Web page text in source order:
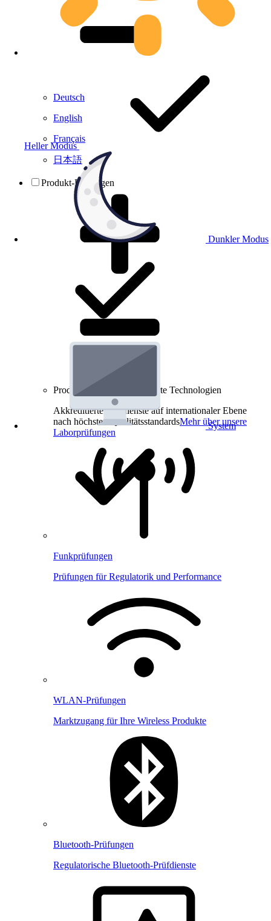
Heller Modus
Dunkler Modus
System
Deutsch
English
Français
日本語
Produkt-Prüfungen
Produkt-Prüfungen für smarte Technologien
Akkreditierte Prüfdienste auf internationaler Ebene
nach höchsten QualitätsstandardsMehr über unsere
Laborprüfungen
Funkprüfungen
Prüfungen für Regulatorik und Performance
WLAN-Prüfungen
Marktzugang für Ihre Wireless Produkte
Bluetooth-Prüfungen
Regulatorische Bluetooth-Prüfdienste